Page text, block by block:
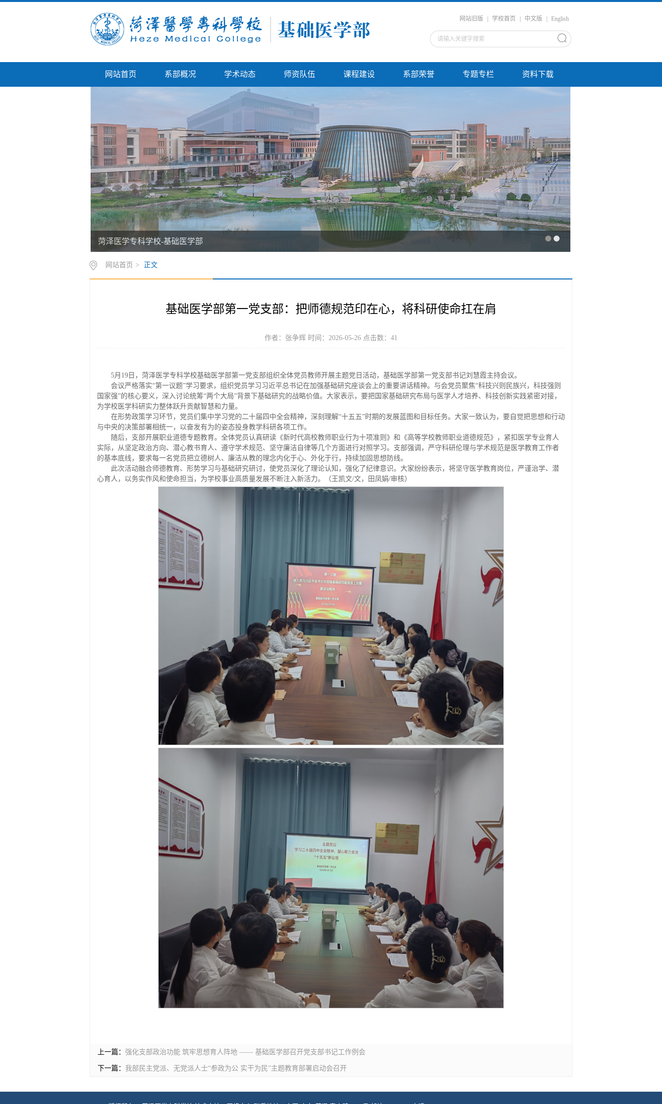
网站旧版 学校首页 中文版 English
网站首页 系部概况 学术动态 师资队伍 课程建设 系部荣誉 专题专栏 资料下载
菏泽医学专科学校-基础医学部
网站首页 > 正文
基础医学部第一党支部：把师德规范印在心，将科研使命扛在肩
作者：张争辉 时间：2026-05-26 点击数： 41
5月19日，菏泽医学专科学校基础医学部第一党支部组织全体党员教师开展主题党日活动， 基础医学部第一党支部书记刘慧霞主持会议。
会议严格落实“第一议题”学习要求，组织党员学习习近平总书记在加强基础研究座谈会上的重要讲话精神。与会党员聚焦“科技兴则民族兴，科技强则
国家强”的核心要义，深入讨论统筹“两个大局”背景下基础研究的战略价值。大家表示，要把国家基础研究布局与医学人才培养、科技创新实践紧密对接，
为学校医学科研实力整体跃升贡献智慧和力量。
在形势政策学习环节，党员们集中学习党的二十届四中全会精神，深刻理解“十五五”时期的发展蓝图和目标任务。大家一致认为，要自觉把思想和行动
与中央的决策部署相统一，以奋发有为的姿态投身教学科研各项工作。
随后，支部开展职业道德专题教育。全体党员认真研读《新时代高校教师职业行为十项准则》和《高等学校教师职业道德规范》，紧扣医学专业育人
实际，从坚定政治方向、潜心教书育人、遵守学术规范、坚守廉洁自律等几个方面进行对照学习。支部强调，严守科研伦理与学术规范是医学教育工作者
的基本底线，要求每一名党员把立德树人、廉洁从教的理念内化于心、外化于行，持续加固思想防线。
此次活动融合师德教育、形势学习与基础研究研讨，使党员深化了理论认知，强化了纪律意识。大家纷纷表示，将坚守医学教育岗位，严谨治学、潜
心育人，以务实作风和使命担当，为学校事业高质量发展不断注入新活力。（王凯文/文，田凤娟/审核）
上一篇： 强化支部政治功能 筑牢思想育人阵地 —— 基础医学部召开党支部书记工作例会
下一篇： 我部民主党派、无党派人士“参政为公 实干为民”主题教育部署启动会召开